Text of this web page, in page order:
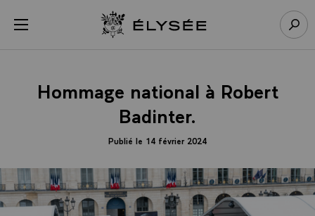
menu Retour à l’accueil Élysée
Hommage national à Robert
Badinter.
Publié le 14 février 2024
Panneau de gestion des cookies